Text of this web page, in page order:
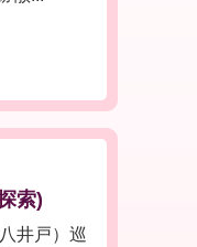
索)
井戸）巡